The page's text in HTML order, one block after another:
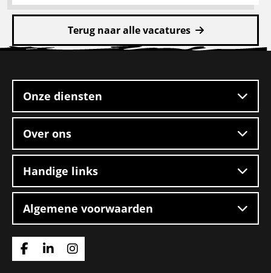
meer
Rangeerder
Boxtel
Terug naar alle vacatures
footer
Onze diensten
Over ons
Handige links
Algemene voorwaarden
Ga
Ga
Ga